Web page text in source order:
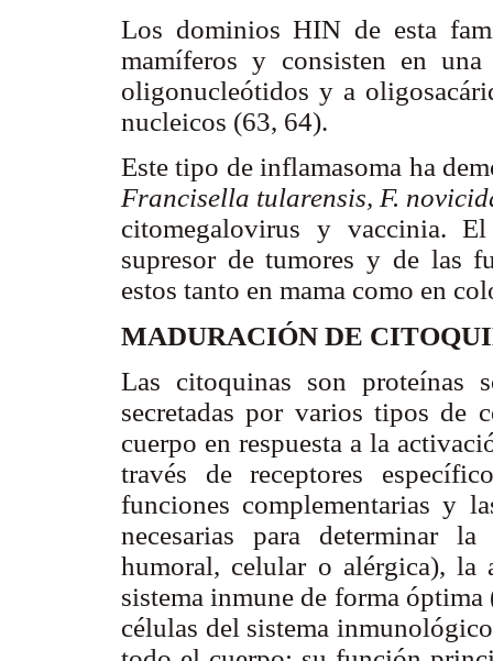
Los dominios HIN de esta
mamíferos y consisten en
oligonucleótidos y a
nucleicos (63, 64).
Este tipo de inflamasoma ha
Francisella tularensis, F.
citomegalovirus y vaccinia.
supresor de tumores y de las
estos tanto en mama como en
MADURACIÓN DE
Las citoquinas son proteínas
secretadas por varios tipos de
cuerpo en respuesta a la
través de receptores
funciones complementarias y
necesarias para determinar
humoral, celular o alérgica), la
sistema inmune de forma
células del sistema